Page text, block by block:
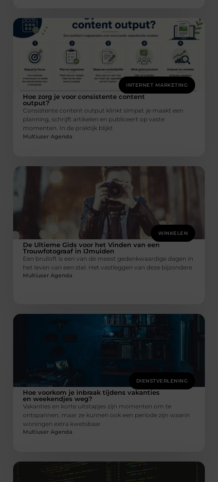
INTERNET MARKETING
Hoe zorg je voor consistente content
output?
Consistente content output klinkt simpel: je maakt een
planning, schrijft artikelen en publiceert op vaste
momenten. In de praktijk blijkt
Multiuser Agenda
WINKELEN
De Ultieme Gids voor het Vinden van een
Trouwfotograaf in IJmuiden
Een bruiloft is een van de meest gedenkwaardige dagen in
het leven van een stel. Het vastleggen van deze bijzondere
Multiuser Agenda
DIENSTVERLENING
Hoe voorkom je inbraak tijdens vakanties
en weekendjes weg?
Vakanties en korte uitstapjes zijn momenten om te
ontspannen, maar ze kunnen ook een periode zijn waarin
woningen extra kwetsbaar
Multiuser Agenda